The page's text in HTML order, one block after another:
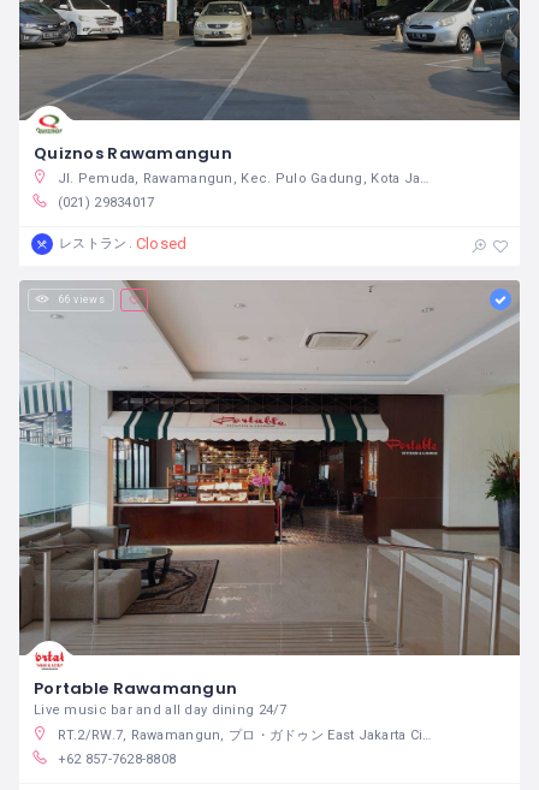
Quiznos Rawamangun
Jl. Pemuda, Rawamangun, Kec. Pulo Gadung, Kota Jakarta Timur, Daerah Khusus Ibukota Jakarta, インドネシア
(021) 29834017
レストラン Closed
66 views
Portable Rawamangun
Live music bar and all day dining 24/7
RT.2/RW.7, Rawamangun, プロ・ガドゥン East Jakarta City, ジャカルタ インドネシア
+62 857-7628-8808